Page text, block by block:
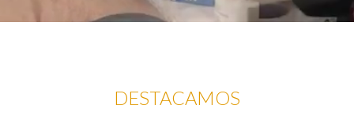
DESTACAMOS